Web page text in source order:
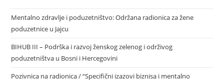
Mentalno zdravlje i poduzetništvo: Održana radionica za žene
poduzetnice u Jajcu
BIHUB III – Podrška i razvoj ženskog zelenog i održivog
poduzetništva u Bosni i Hercegovini
Pozivnica na radionica / “Specifični izazovi biznisa i mentalno